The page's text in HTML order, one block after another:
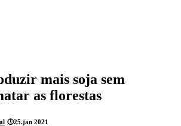
mais soja sem
as florestas
🕔25.jan 2021